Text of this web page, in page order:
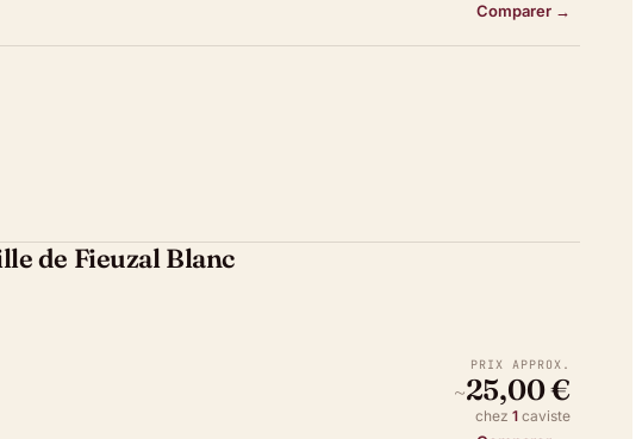
Comparer →
de Fieuzal Blanc
PRIX APPROX.
~25,00 €
chez 1 caviste